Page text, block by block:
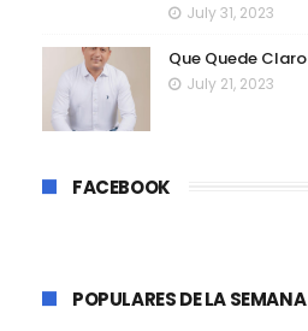
July 31, 2023
Que Quede Claro
July 21, 2023
FACEBOOK
POPULARES DE LA SEMANA